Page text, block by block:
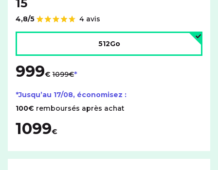
15
Note de
4,8/5
4 avis
512Go
999€ 1099€
*Jusqu’au 17/08, économisez :
100€ remboursés après achat
1099€